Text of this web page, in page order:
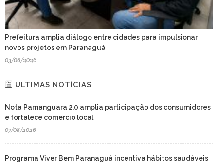
Prefeitura amplia diálogo entre cidades para impulsionar
novos projetos em Paranaguá
03/06/2026
ÚLTIMAS NOTÍCIAS
Nota Parnanguara 2.0 amplia participação dos consumidores
e fortalece comércio local
07/08/2026
Programa Viver Bem Paranaguá incentiva hábitos saudáveis